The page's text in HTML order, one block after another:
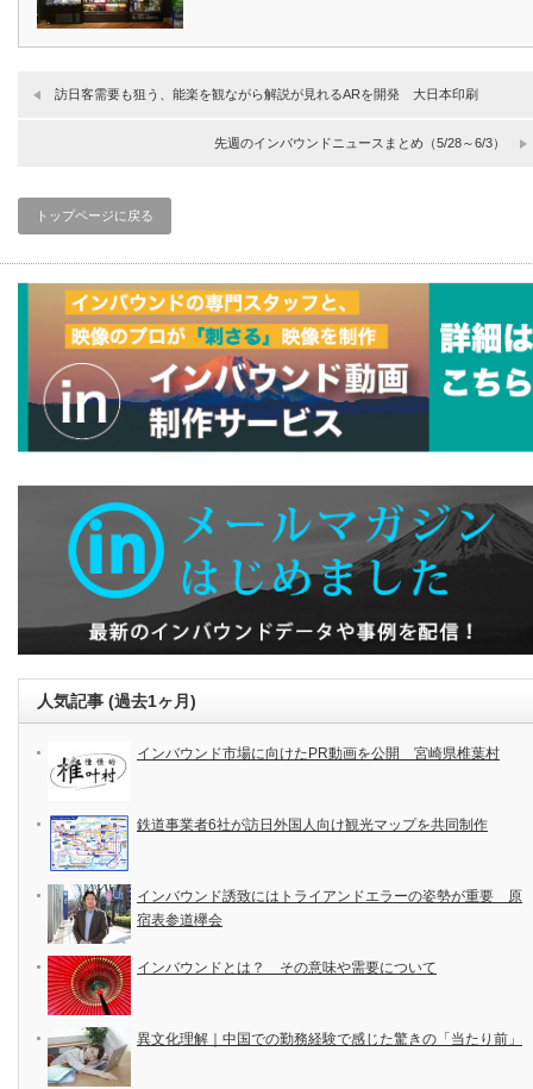
訪日客需要も狙う、能楽を観ながら解説が見れるARを開発 大日本印刷
先週のインバウンドニュースまとめ（5/28～6/3）
トップページに戻る
人気記事 (過去1ヶ月)
インバウンド市場に向けたPR動画を公開 宮崎県椎葉村
鉄道事業者6社が訪日外国人向け観光マップを共同制作
インバウンド誘致にはトライアンドエラーの姿勢が重要 原
宿表参道欅会
インバウンドとは？ その意味や需要について
異文化理解｜中国での勤務経験で感じた驚きの「当たり前」